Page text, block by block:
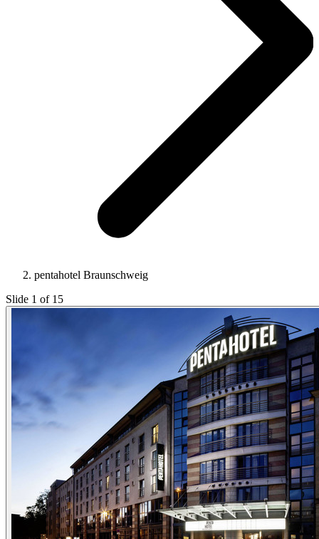
pentahotel Braunschweig
Slide 1 of 15